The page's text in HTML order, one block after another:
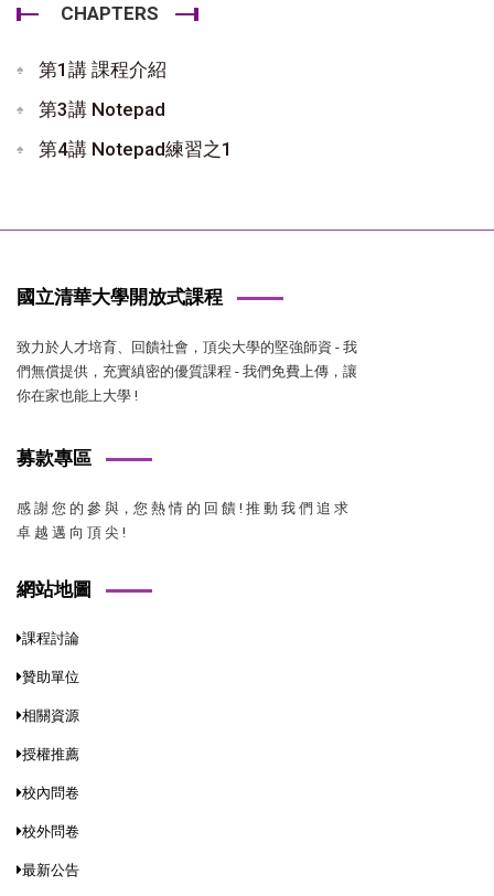
CHAPTERS
第1講 課程介紹
第3講 Notepad
第4講 Notepad練習之1
國立清華大學開放式課程
致力於人才培育、回饋社會，頂尖大學的堅強師資 - 我
們無償提供，充實縝密的優質課程 - 我們免費上傳，讓
你在家也能上大學 !
募款專區
感 謝 您 的 參 與，您 熱 情 的 回 饋 ! 推 動 我 們 追 求
卓 越 邁 向 頂 尖 !
網站地圖
課程討論
贊助單位
相關資源
授權推薦
校內問卷
校外問卷
最新公告